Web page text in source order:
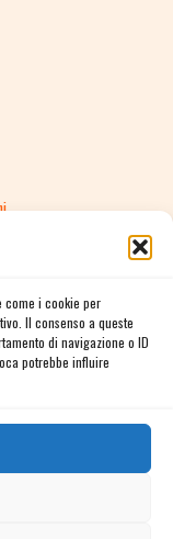
come i cookie per
Il consenso a queste
di navigazione o ID
potrebbe influire